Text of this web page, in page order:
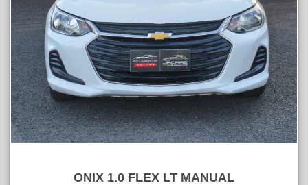
ONIX 1.0 FLEX LT MANUAL